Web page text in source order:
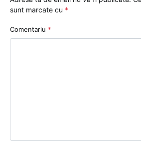
sunt marcate cu *
Comentariu *